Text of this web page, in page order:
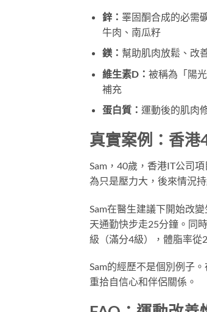
鋅： 睪固酮合成的必需
牛肉、南瓜籽
鎂： 幫助肌肉放鬆、改
維生素D： 被稱為「陽
補充
蛋白質： 運動後的肌肉
真實案例：香港
Sam，40歲，香港IT公司
為只是壓力大，後來情況
Sam在醫生建議下開始改
天通勤快步走25分鐘。同
級（滿分4級），體脂率從
Sam的經歷不是個別例子
重拾自信心和伴侶關係。